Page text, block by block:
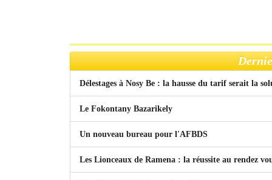
Délestages à Nosy Be : la hausse du tarif serait la
Le Fokontany Bazarikely
Un nouveau bureau pour l'AFBDS
Les Lionceaux de Ramena : la réussite au rendez